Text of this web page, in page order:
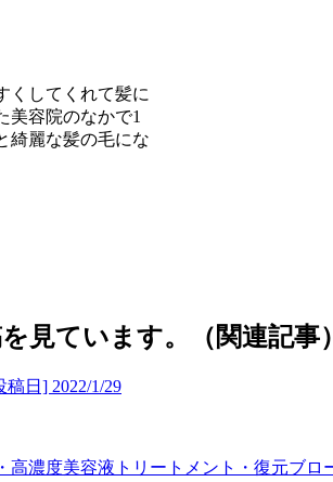
くしてくれて髪に
美容院のなかで1
綺麗な髪の毛にな
見ています。（関連記事）